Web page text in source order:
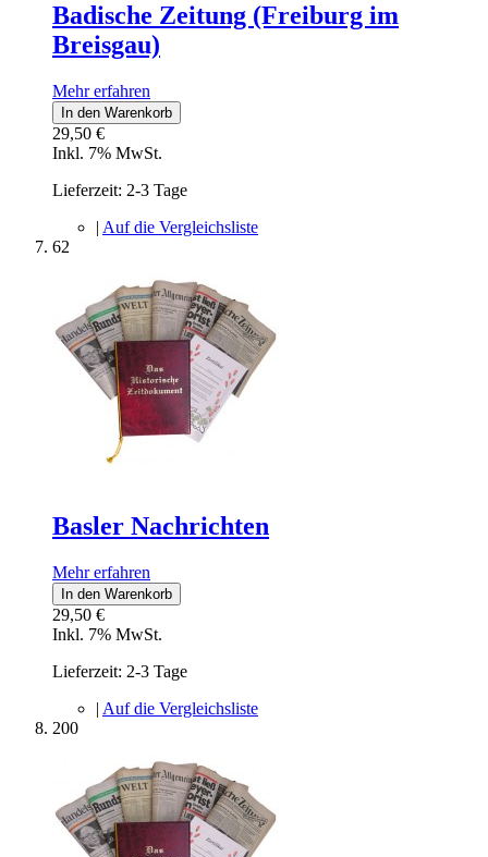
Badische Zeitung (Freiburg im
Breisgau)
Mehr erfahren
In den Warenkorb
29,50 €
Inkl. 7% MwSt.
Lieferzeit: 2-3 Tage
| Auf die Vergleichsliste
62
Basler Nachrichten
Mehr erfahren
In den Warenkorb
29,50 €
Inkl. 7% MwSt.
Lieferzeit: 2-3 Tage
| Auf die Vergleichsliste
200